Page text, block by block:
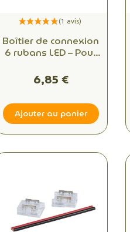
Boîtier de connexion
6 rubans LED – Pour
Radium
6,85 €
Ajouter au panier